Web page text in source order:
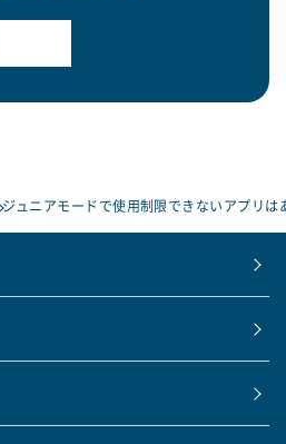
ジュニアモードで使用制限できないアプリは